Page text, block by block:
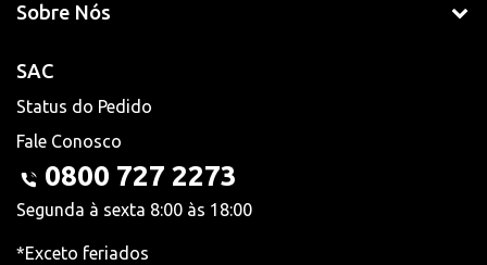
Sobre Nós
SAC
Status do Pedido
Fale Conosco
0800 727 2273
Segunda à sexta 8:00 às 18:00
*Exceto feriados